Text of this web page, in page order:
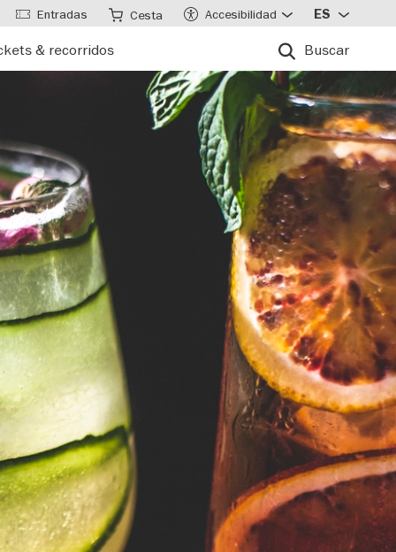
& recorridos Buscar
Entradas Cesta Accesibilidad ES